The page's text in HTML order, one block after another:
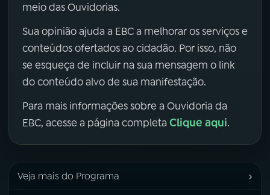
meio das Ouvidorias.
Sua opinião ajuda a EBC a melhorar os serviços e
conteúdos ofertados ao cidadão. Por isso, não
se esqueça de incluir na sua mensagem o link
do conteúdo alvo de sua manifestação.
Para mais informações sobre a Ouvidoria da
EBC, acesse a página completa Clique aqui.
Veja mais do Programa ›